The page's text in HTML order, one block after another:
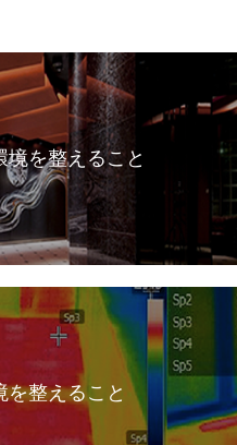
境を整えること
を整えること